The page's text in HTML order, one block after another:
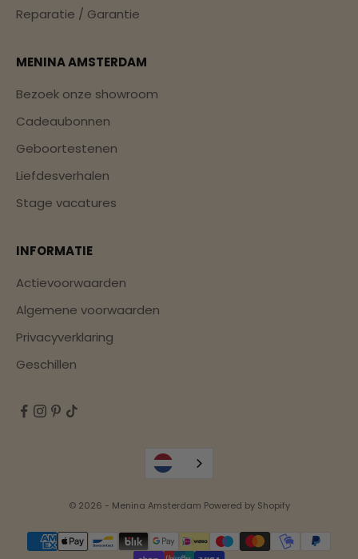
Reparatie / Garantie
MENINA AMSTERDAM
Bezoek onze showroom
Cadeaubonnen
Geboortestenen
Liefdesverhalen
Stage vacatures
INFORMATIE
Actievoorwaarden
Algemene voorwaarden
Privacyverklaring
Geschillen
© 2026 - Menina Amsterdam Powered by Shopify